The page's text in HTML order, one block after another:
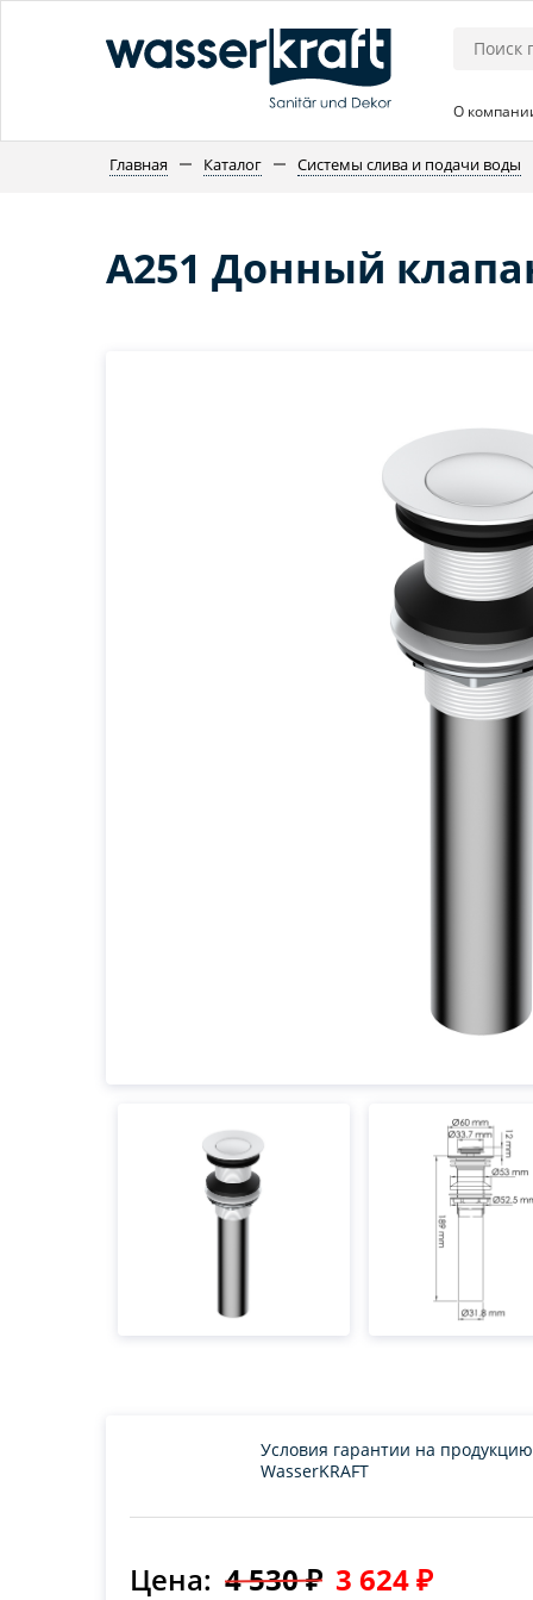
О
Главная Каталог Системы слива и подачи воды
A251 Донный
Условия гарантии на продукцию
WasserKRAFT
Цена: 4 530 ₽ 3 624 ₽